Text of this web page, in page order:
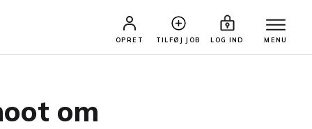
OPRET TILFØJ JOB LOG IND MENU
om